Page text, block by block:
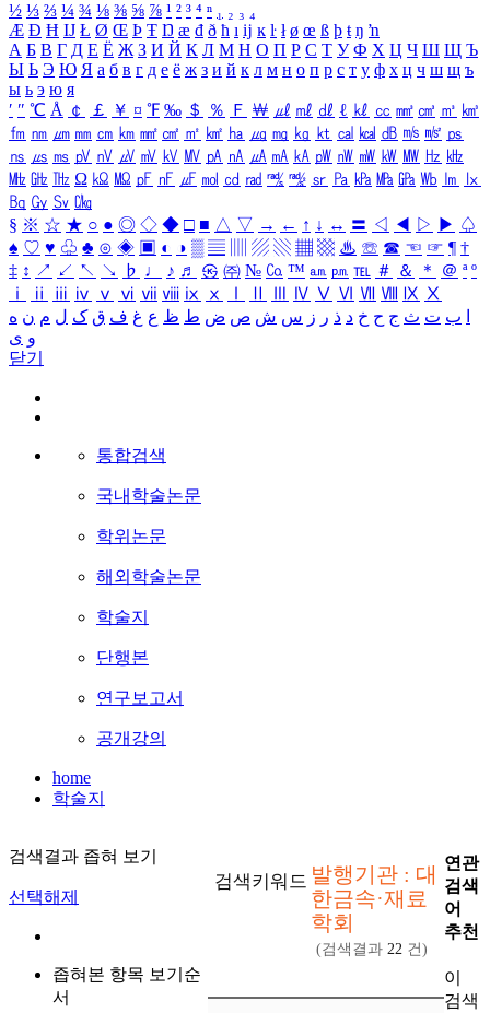
½ ⅓ ⅔ ¼ ¾ ⅛ ⅜ ⅝ ⅞ ¹ ² ³ ⁴ ⁿ ₁ ₂ ₃ ₄
Æ Ð Ħ Ĳ Ł Ø Œ Þ Ŧ Ŋ æ đ ð ħ ı ĳ ĸ ŀ ł ø œ ß þ ŧ ŋ ŉ
А Б В Г Д Е Ё Ж З И Й К Л М Н О П Р С Т У Ф Х Ц Ч Ш Щ Ъ
Ы Ь Э Ю Я а б в г д е ё ж з и й к л м н о п р с т у ф х ц ч ш щ ъ
ы ь э ю я
′ ″ ℃ Å ￠ ￡ ￥ ¤ ℉ ‰ ＄ ％ Ｆ ￦ ㎕ ㎖ ㎗ ℓ ㎘ ㏄ ㎣ ㎤ ㎥ ㎦
㎙ ㎚ ㎛ ㎜ ㎝ ㎞ ㎟ ㎠ ㎡ ㎢ ㏊ ㎍ ㎎ ㎏ ㏏ ㎈ ㎉ ㏈ ㎧ ㎨ ㎰
㎱ ㎲ ㎳ ㎴ ㎵ ㎶ ㎷ ㎸ ㎹ ㎀ ㎁ ㎂ ㎃ ㎄ ㎺ ㎻ ㎽ ㎾ ㎿ ㎐ ㎑
㎒ ㎓ ㎔ Ω ㏀ ㏁ ㎊ ㎋ ㎌ ㏖ ㏅ ㎭ ㎮ ㎯ ㏛ ㎩ ㎪ ㎫ ㎬ ㏝ ㏐
㏓
㏃ ㏉ ㏜ ㏆
§ ※ ☆ ★ ○ ● ◎ ◇ ◆ □ ■ △ ▽ → ← ↑ ↓ ↔ 〓 ◁ ◀ ▷ ▶ ♤
♠ ♡ ♥ ♧ ♣ ⊙ ◈ ▣ ◐ ◑ ▒ ▤ ▨ ▧ ▦ ▩ ♨ ☏ ☎ ☜ ☞ ¶ †
‡ ↕ ↗ ↙ ↖ ↘ ♭ ♩ ♪ ♬ ㉿ ㈜ № ㏇ ™ ㏂ ㏘ ℡ ＃ ＆ ＊ ＠ ª º
ⅰ
ⅱ ⅲ ⅳ ⅴ ⅵ ⅶ ⅷ ⅸ ⅹ Ⅳ Ⅴ Ⅵ Ⅶ Ⅷ Ⅸ Ⅹ
ب ت ث ج ح خ د ذ ر ز س ش ص ض ط ظ ع غ ف ق ک ل م ن ه
و ی
닫기
통합검색
국내학술논문
학위논문
해외학술논문
학술지
단행본
연구보고서
공개강의
home
학술지
검색결과 좁혀 보기
선택해제
좁혀본 항목 보기순
서
검색키워드 발행기관 : 대
한금속·재료
학회
(검색결과 22 건)
연관
검색
어
추천
이
검색